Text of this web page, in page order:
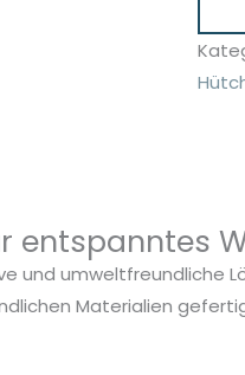
Set
rot
entspanntes
und umweltfreundliche
Materialien